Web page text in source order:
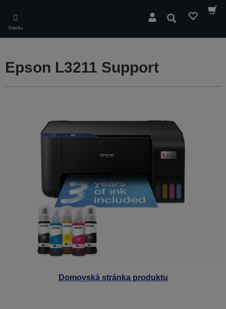
main
content
Nabídka
Hledat
Domovská stránka produktu
Epson L3211 Support